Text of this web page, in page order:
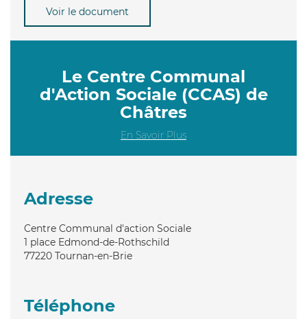
Voir le document
Le Centre Communal
d'Action Sociale (CCAS) de
Châtres
En Savoir Plus
Adresse
Centre Communal d'action Sociale
1 place Edmond-de-Rothschild
77220 Tournan-en-Brie
Téléphone